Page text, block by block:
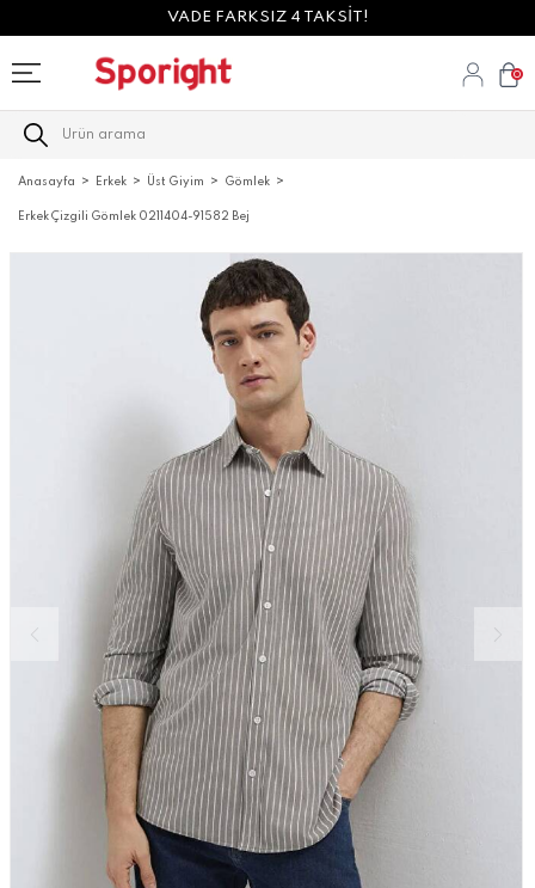
VADE FARKSIZ 4 TAKSİT!
0
Anasayfa Erkek Üst Giyim Gömlek
Erkek Çizgili Gömlek 0211404-91582 Bej